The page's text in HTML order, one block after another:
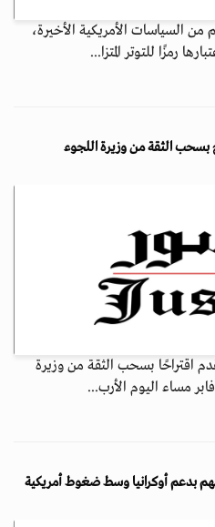
السياسات الأمريكية الأخيرة،
رمزًا للتوتر المتزا...
بسحب الثقة من وزيرة اللجوء
اقتراحًا بسحب الثقة من وزيرة
مساء اليوم الأرب...
بدعم أوكرانيا وسط ضغوط أمريكية